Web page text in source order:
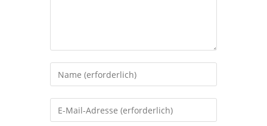
Gib
deinen
Namen
oder
Gib
deine